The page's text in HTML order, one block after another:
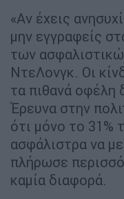
«Αν έχεις
μην εγγραφείς
των
ΝτεΛονγκ. Οι
τα πιθανά οφέλη
Έρευνα στην
ότι μόνο το 31%
ασφάλιστρα να
πλήρωσε
καμία διαφορά.